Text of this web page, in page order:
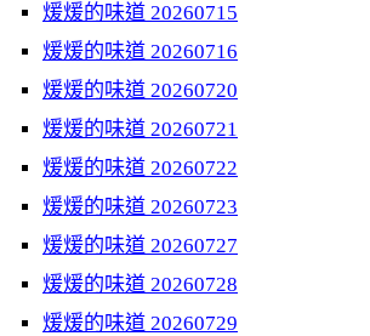
煖煖的味道 20260715
煖煖的味道 20260716
煖煖的味道 20260720
煖煖的味道 20260721
煖煖的味道 20260722
煖煖的味道 20260723
煖煖的味道 20260727
煖煖的味道 20260728
煖煖的味道 20260729